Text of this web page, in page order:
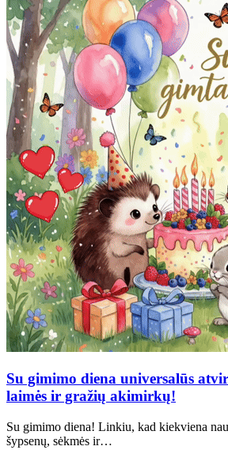
Su gimimo diena universalūs
laimės ir gražių akimirkų!
Su gimimo diena! Linkiu, kad kiekviena
šypsenų, sėkmės ir…